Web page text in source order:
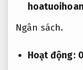
Ngân sách.
Hoạt động: